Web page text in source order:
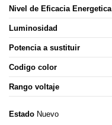
Nivel de Eficacia Energetica
Luminosidad
Potencia a sustituir
Codigo color
Rango voltaje
Estado Nuevo